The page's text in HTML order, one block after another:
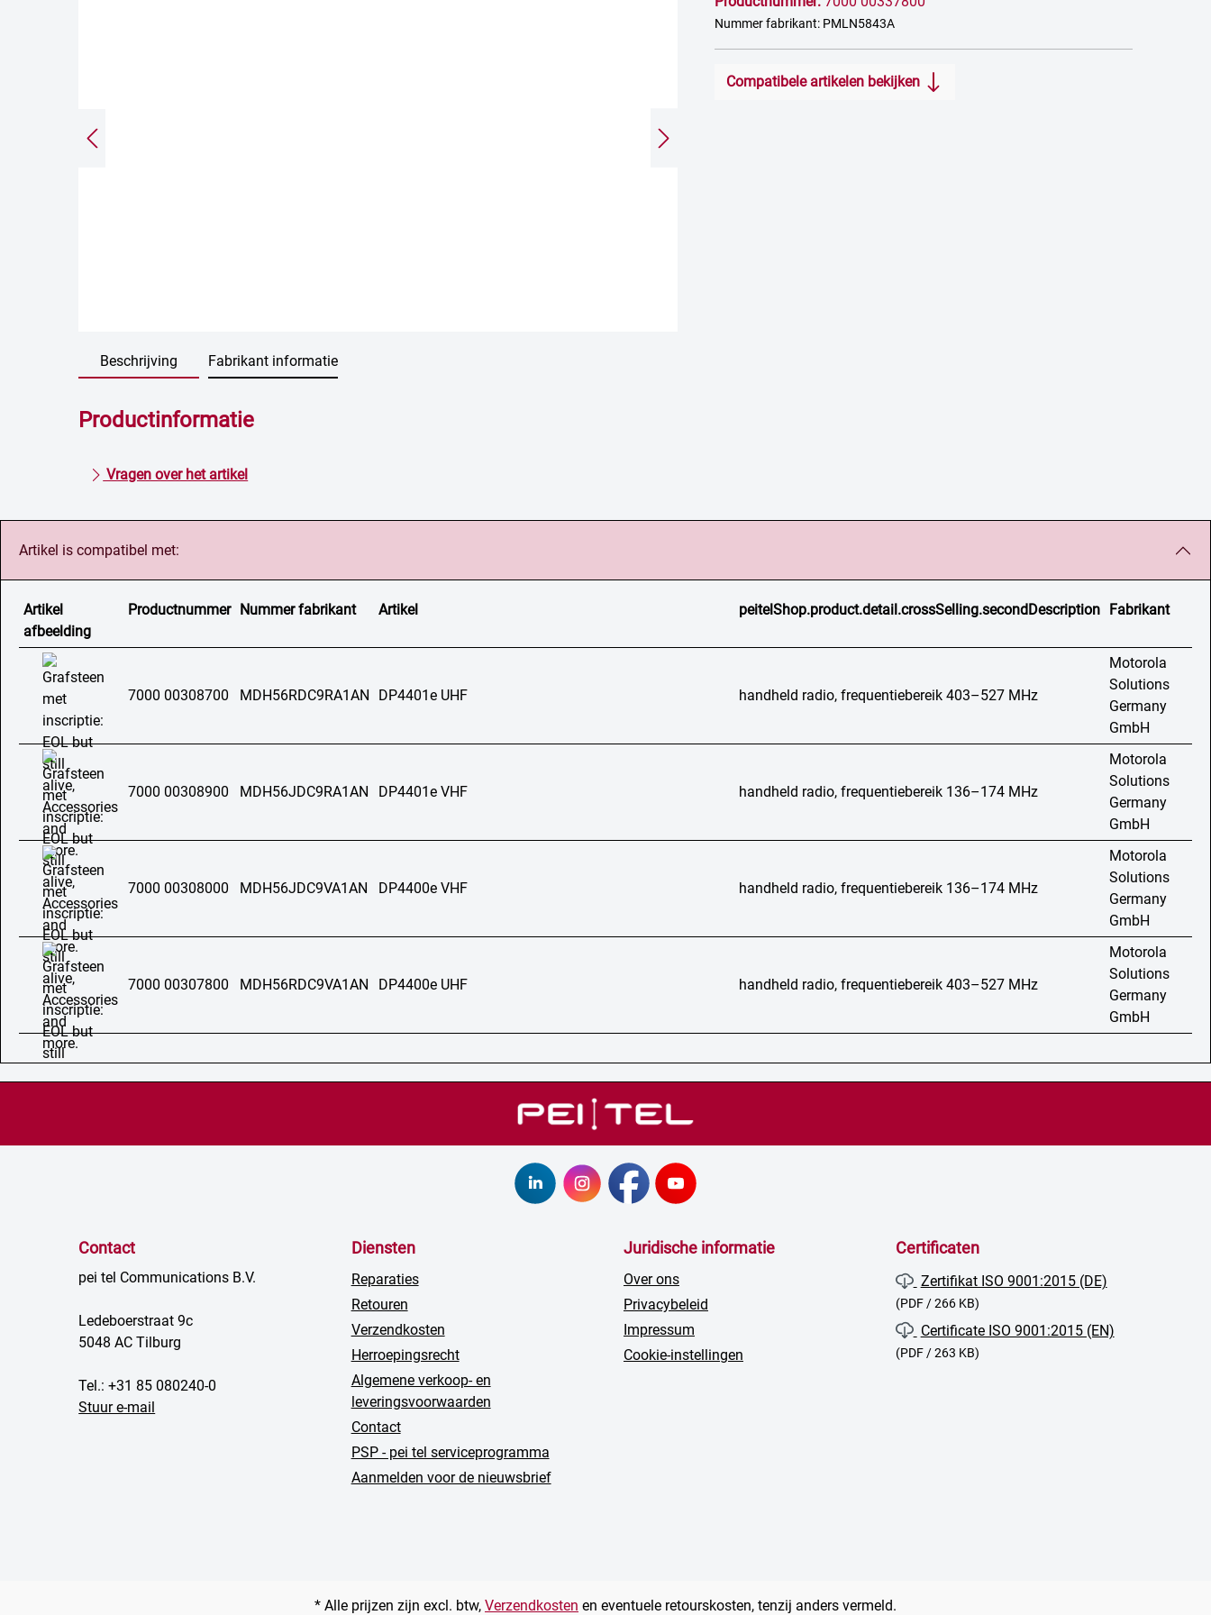
Nummer fabrikant: PMLN5843A
Compatibele artikelen bekijken
Beschrijving Fabrikant informatie
Productinformatie
Vragen over het artikel
Artikel is compatibel met:
Artikel
afbeelding
Productnummer Nummer fabrikant Artikel peitelShop.product.detail.crossSelling.secondDescription Fabrikant
7000 00308700 MDH56RDC9RA1AN DP4401e UHF handheld radio, frequentiebereik 403–527 MHz
Motorola
Solutions
Germany
GmbH
7000 00308900 MDH56JDC9RA1AN DP4401e VHF handheld radio, frequentiebereik 136–174 MHz
Motorola
Solutions
Germany
GmbH
7000 00308000 MDH56JDC9VA1AN DP4400e VHF handheld radio, frequentiebereik 136–174 MHz
Motorola
Solutions
Germany
GmbH
7000 00307800 MDH56RDC9VA1AN DP4400e UHF handheld radio, frequentiebereik 403–527 MHz
Motorola
Solutions
Germany
GmbH
Contact
pei tel Communications B.V.
Ledeboerstraat 9c
5048 AC Tilburg
Tel.: +31 85 080240-0
Stuur e-mail
Diensten
Reparaties
Retouren
Verzendkosten
Herroepingsrecht
Algemene verkoop- en
leveringsvoorwaarden
Contact
PSP - pei tel serviceprogramma
Aanmelden voor de nieuwsbrief
Juridische informatie
Over ons
Privacybeleid
Impressum
Cookie-instellingen
Certificaten
Zertifikat ISO 9001:2015 (DE)
(PDF / 266 KB)
Certificate ISO 9001:2015 (EN)
(PDF / 263 KB)
* Alle prijzen zijn excl. btw, Verzendkosten en eventuele retourskosten, tenzij anders vermeld.